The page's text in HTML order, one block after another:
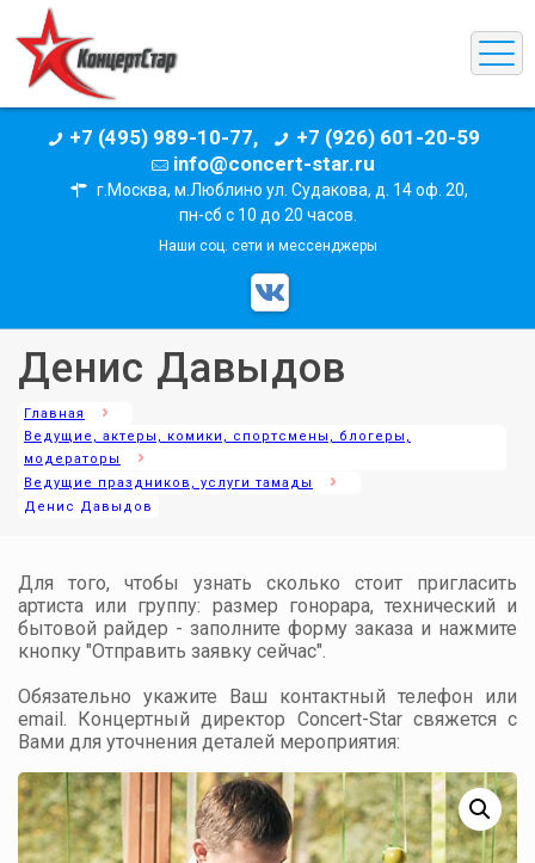
+7 (495) 989-10-77,
+7 (926) 601-20-59
info@concert-star.ru
г.Москва, м.Люблино ул. Судакова, д. 14 оф. 20,
пн-сб с 10 до 20 часов.
Наши соц. сети и мессенджеры
Денис Давыдов
Главная
Ведущие, актеры, комики, спортсмены, блогеры,
модераторы
Ведущие праздников, услуги тамады
Денис Давыдов
Для того, чтобы узнать сколько стоит пригласить
артиста или группу: размер гонорара, технический и
бытовой райдер - заполните форму заказа и нажмите
кнопку "Отправить заявку сейчас".
Обязательно укажите Ваш контактный телефон или
email. Концертный директор Concert-Star свяжется с
Вами для уточнения деталей мероприятия: